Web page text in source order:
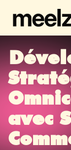
avec